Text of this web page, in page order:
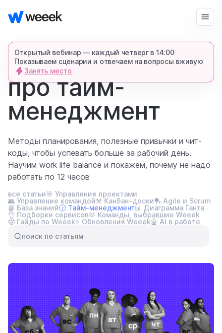
Открытый вебинар — каждый четверг в 14:00
Показываем сценарии и отвечаем на вопросы вживую
Занять место
продукт
возможности
для кого
ресурсы
блог
полезности и рассказы о приятном
запросить демонстрацию
спишемся в Телеграме и все покажем-
расскажем
Войти Начать бесплатно
про тайм-
менеджмент
Методы планирования, полезные привычки и чит-
коды, чтобы успевать больше за рабочий день.
Научим work life balance и покажем, почему не надо
работать по 12 часов
все статьи🎯 Управление проектами
👥 Управление командой⚒️ Канбан-доски🏓 Agile и Scrum
📘 База знаний🕝 Тайм-менеджмент📊 Диаграмма Ганта
👌 Подборки сервисов🫶 Команды, выбравшие Weeek
🤓 Гайды по Weeek⚡ Обновления Weeek🤖 AI в работе
поиск по статьям
главная блог